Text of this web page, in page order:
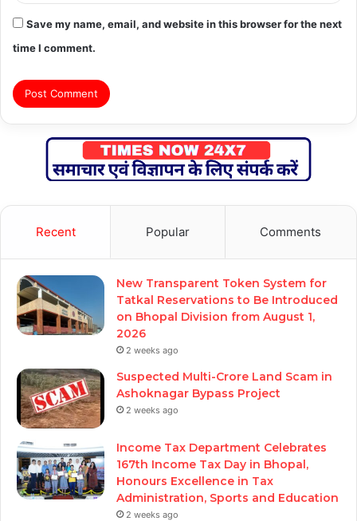
Save my name, email, and website in this browser for the next
time I comment.
Recent Popular Comments
New Transparent Token System for
Tatkal Reservations to Be Introduced
on Bhopal Division from August 1,
2026
2 weeks ago
Suspected Multi-Crore Land Scam in
Ashoknagar Bypass Project
2 weeks ago
Income Tax Department Celebrates
167th Income Tax Day in Bhopal,
Honours Excellence in Tax
Administration, Sports and Education
2 weeks ago